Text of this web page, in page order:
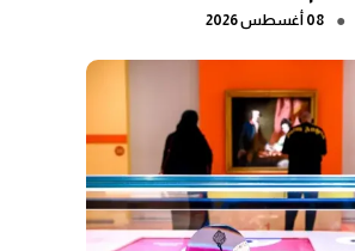
● 08 أغسطس 2026